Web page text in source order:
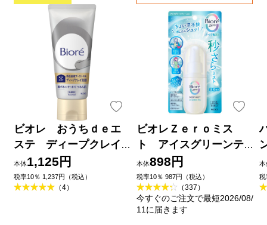
ビオレ おうちｄｅエ
ステ ディープクレイ
洗顔 １８０ｇ 花王
本体1,125円
税率10％ 1,237円（税込）
（4）
ビオレＺｅｒｏミス
ト アイスグリーンテ
ィーの香り ６０ｍＬ 花
王
本体898円
税率10％ 987円（税込）
（337）
今すぐのご注文で最短2026/08/
11に届きます
本
税